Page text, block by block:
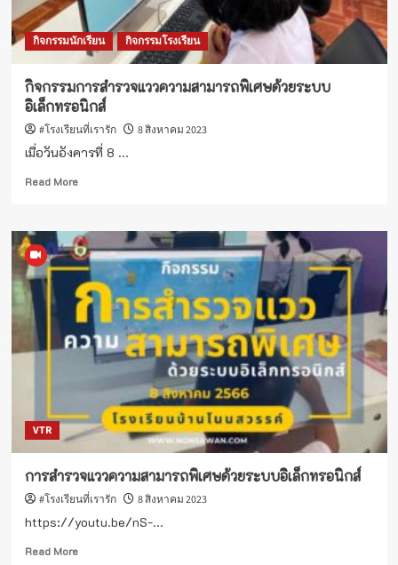
ระดับ
เขต
พื้นที่
การ
กิจกรรมนักเรียน กิจกรรมโรงเรียน
กิจกรรมการสำรวจแววความสามารถพิเศษด้วยระบบ
อิเล็กทรอนิกส์
#โรงเรียนที่เรารัก 8 สิงหาคม 2023
เมื่อวันอังคารที่ 8 ...
Read MoreRead
กิจกรรม
การ
สำรวจ
แวว
ความ
สามารถ
พิเศษ
ด้วย
ระบบ
อิเล็กทรอนิกส์
VTR
การสำรวจแววความสามารถพิเศษด้วยระบบอิเล็กทรอนิกส์
#โรงเรียนที่เรารัก 8 สิงหาคม 2023
https://youtu.be/nS-...
Read MoreRead